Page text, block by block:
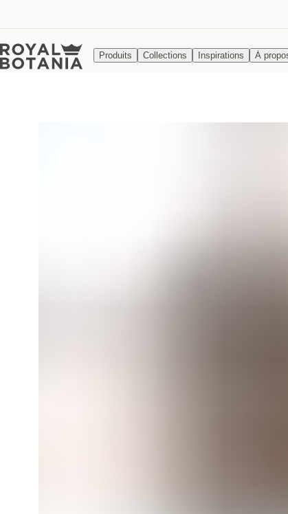
Produits Collections Inspirations À